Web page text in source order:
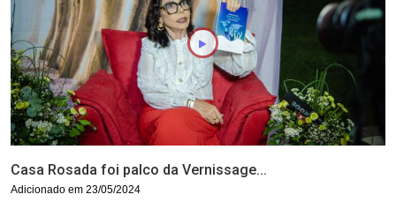
Casa Rosada foi palco da Vernissage...
Adicionado em 23/05/2024